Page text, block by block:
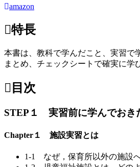
amazon
特長
本書は、教科で学んだこと、実習で
まとめ、チェックシートで確実に学
目次
STEP１ 実習前に学んでおき
Chapter１ 施設実習とは
1-1 なぜ，保育所以外の施設